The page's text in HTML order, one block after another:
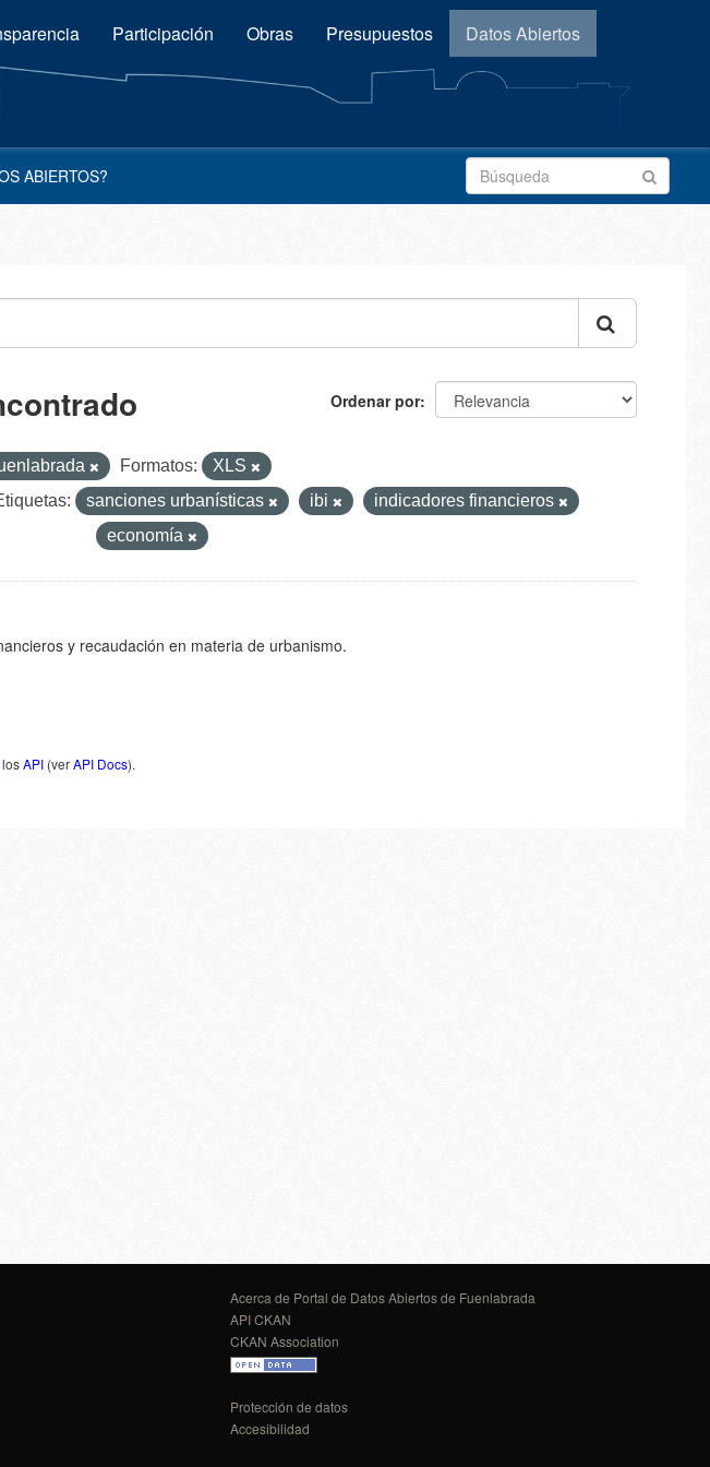
Participación Obras Presupuestos Datos Abiertos
ABIERTOS?
Ordenar por
Formatos:
XLS
sanciones urbanísticas ibi
indicadores financieros
economía
y recaudación en materia de urbanismo.
API (verAPI Docs).
Acerca de Portal de Datos Abiertos de Fuenlabrada
API CKAN
CKAN Association
Protección de datos
Accesibilidad